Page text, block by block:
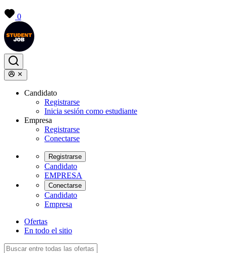
0
Candidato
Registrarse
Inicia sesión como estudiante
Empresa
Registrarse
Conectarse
Registrarse
Candidato
EMPRESA
Conectarse
Candidato
Empresa
Ofertas
En todo el sitio